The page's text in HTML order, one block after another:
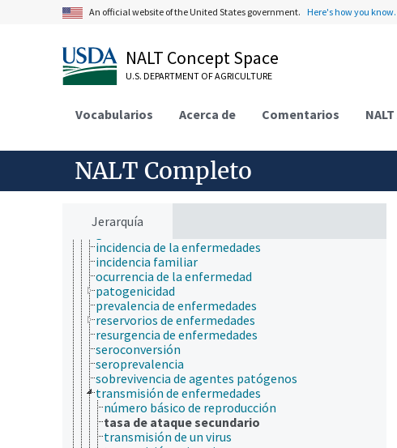
An official website of the United States government. Here's how you know.
NALT Concept Space
U.S. DEPARTMENT OF AGRICULTURE
Vocabularios Acerca de Comentarios
NALT Completo
Jerarquía
ecología humana
embriología
endocrinología
epidemiología
capacidad vectorial
contaminación cruzada
enfermedades transmitidas por vectores
enfermedades tropicales
epidemiología celular
estudios epidemiológicos
gravedad de una enfermedad
incidencia de la enfermedades
incidencia familiar
ocurrencia de la enfermedad
patogenicidad
prevalencia de enfermedades
reservorios de enfermedades
resurgencia de enfermedades
seroconversión
seroprevalencia
sobrevivencia de agentes patógenos
transmisión de enfermedades
número básico de reproducción
tasa de ataque secundario
transmisión de un virus